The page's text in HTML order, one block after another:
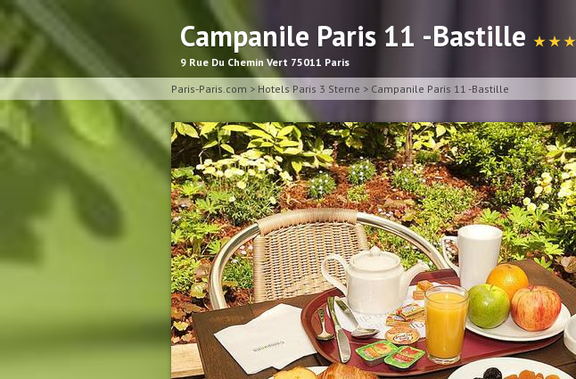
Campanile Paris 11 -Bastille ★ ★ ★
9 Rue Du Chemin Vert 75011 Paris
Paris-Paris.com > Hotels Paris 3 Sterne > Campanile Paris 11 -Bastille